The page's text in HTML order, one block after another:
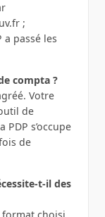
;
a passé les
compta ?
Votre
de
s’occupe
de
t-il des